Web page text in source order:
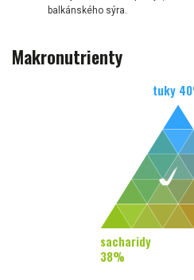
balkánského sýra.
Makronutrienty
tuky 40
sacharidy
38%